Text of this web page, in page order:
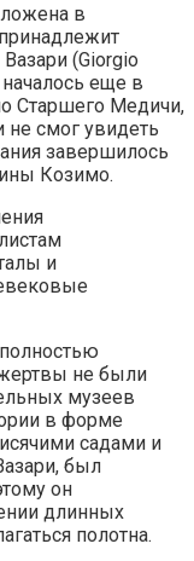
в
(Giorgio
еще в
Старшего Медичи,
не смог увидеть
завершилось
Козимо.
и
не были
музеев
в форме
садами и
был
он
длинных
полотна.